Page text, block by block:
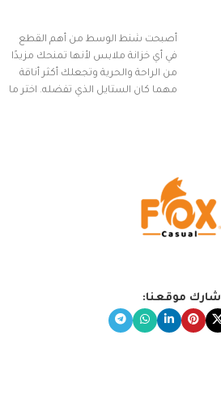
أصبحت شنط الوسط من أهم القطع
في أي خزانة ملابس لأنها تمنحك مزيدًا
من الراحة والحرية وتجعلك أكثر أناقة
مهما كان الستايل الذي تفضله. اختر ما
شارك موقعنا: